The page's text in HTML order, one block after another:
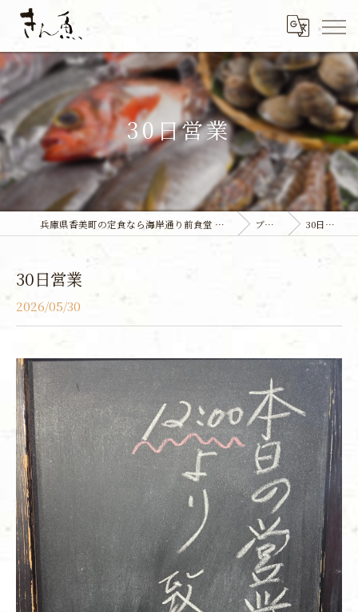
30日営業
兵庫県香美町の定食なら海岸通り前食堂 きん魚 ブログ 30日営業
30日営業
2026/05/30